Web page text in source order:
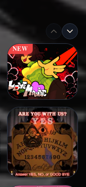
NEW